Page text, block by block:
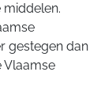
middelen.
gestegen dan
Vlaamse